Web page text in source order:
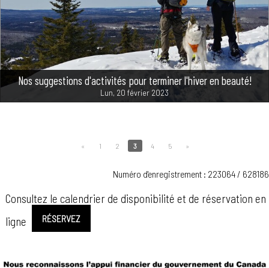
Nos suggestions d'activités pour terminer l'hiver en beauté!
Lun, 20 février 2023
« 1 2 3 4 5 »
Numéro d'enregistrement : 223064 / 628186
Consultez le calendrier de disponibilité et de réservation en
ligne
RÉSERVEZ